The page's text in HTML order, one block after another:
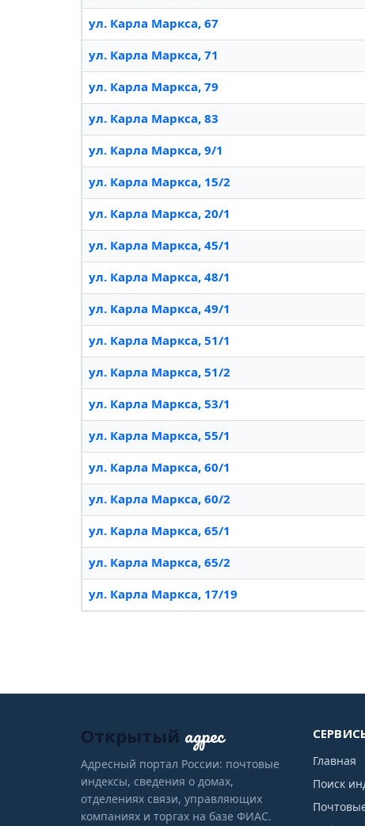
ул. Карла Маркса, 67
ул. Карла Маркса, 71
ул. Карла Маркса, 79
ул. Карла Маркса, 83
ул. Карла Маркса, 9/1
ул. Карла Маркса, 15/2
ул. Карла Маркса, 20/1
ул. Карла Маркса, 45/1
ул. Карла Маркса, 48/1
ул. Карла Маркса, 49/1
ул. Карла Маркса, 51/1
ул. Карла Маркса, 51/2
ул. Карла Маркса, 53/1
ул. Карла Маркса, 55/1
ул. Карла Маркса, 60/1
ул. Карла Маркса, 60/2
ул. Карла Маркса, 65/1
ул. Карла Маркса, 65/2
ул. Карла Маркса, 17/19
Открытый адрес
Адресный портал России: почтовые
индексы, сведения о домах,
отделениях связи, управляющих
компаниях и торгах на базе ФИАС.
Главная
Поиск